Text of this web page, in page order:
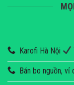
Karofi Hà Nội
Bán bo nguồn, vỉ